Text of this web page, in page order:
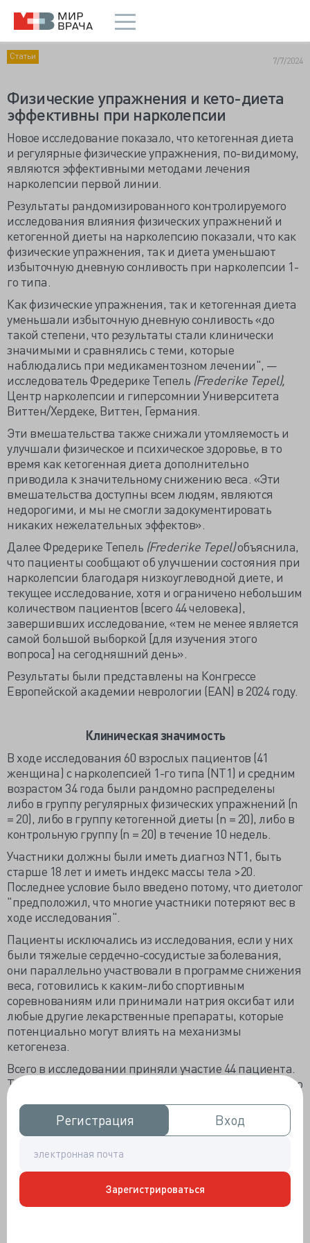
Регистрация
Регистрация Вход
Вход
Зарегистрироваться
Статьи 7/7/2024
Физические упражнения и кето-диета
эффективны при нарколепсии
Новое исследование показало, что кетогенная диета
и регулярные физические упражнения, по-видимому,
являются эффективными методами лечения
нарколепсии первой линии.
Результаты рандомизированного контролируемого
исследования влияния физических упражнений и
кетогенной диеты на нарколепсию показали, что как
физические упражнения, так и диета уменьшают
избыточную дневную сонливость при нарколепсии 1-
го типа.
Как физические упражнения, так и кетогенная диета
уменьшали избыточную дневную сонливость «до
такой степени, что результаты стали клинически
значимыми и сравнялись с теми, которые
наблюдались при медикаментозном лечении", —
исследователь Фредерике Тепель (Frederike Tepel),
Центр нарколепсии и гиперсомнии Университета
Виттен/Хердеке, Виттен, Германия.
Эти вмешательства также снижали утомляемость и
улучшали физическое и психическое здоровье, в то
время как кетогенная диета дополнительно
приводила к значительному снижению веса. «Эти
вмешательства доступны всем людям, являются
недорогими, и мы не смогли задокументировать
никаких нежелательных эффектов».
Далее Фредерике Тепель (Frederike Tepel)объяснила,
что пациенты сообщают об улучшении состояния при
нарколепсии благодаря низкоуглеводной диете, и
текущее исследование, хотя и ограничено небольшим
количеством пациентов (всего 44 человека),
завершивших исследование, «тем не менее является
самой большой выборкой [для изучения этого
вопроса] на сегодняшний день».
Результаты были представлены на Конгрессе
Европейской академии неврологии (EAN) в 2024 году.
Клиническая значимость
В ходе исследования 60 взрослых пациентов (41
женщина) с нарколепсией 1-го типа (NT1) и средним
возрастом 34 года были рандомно распределены
либо в группу регулярных физических упражнений (n
= 20), либо в группу кетогенной диеты (n = 20), либо в
контрольную группу (n = 20) в течение 10 недель.
Участники должны были иметь диагноз NT1, быть
старше 18 лет и иметь индекс массы тела >20.
Последнее условие было введено потому, что диетолог
"предположил, что многие участники потеряют вес в
ходе исследования".
Пациенты исключались из исследования, если у них
были тяжелые сердечно-сосудистые заболевания,
они параллельно участвовали в программе снижения
веса, готовились к каким-либо спортивным
соревнованиям или принимали натрия оксибат или
любые другие лекарственные препараты, которые
потенциально могут влиять на механизмы
кетогенеза.
Всего в исследовании приняли участие 44 пациента.
Три участника выбыли из исследования по состоянию
здоровья (перелом стопы или вирусные инфекции), а
13 человек отказались от участия в исследовании по
личным причинам или из-за несоблюдения
исследования были сопоставимы между группами
(25% в группе физических упражнений, 25% в группе
кето-диеты и 30% в контрольной группе).
Нежелательных эффектов не было выявлено.